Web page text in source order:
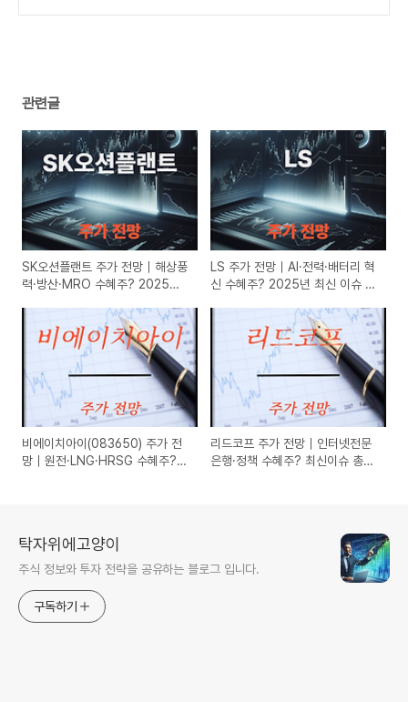
관련글
SK오션플랜트 주가 전망｜해상풍
력·방산·MRO 수혜주? 2025년
LS 주가 전망｜AI·전력·배터리 혁
신 수혜주? 2025년 최신 이슈 총
비에이치아이(083650) 주가 전
망｜원전·LNG·HRSG 수혜주?
리드코프 주가 전망｜인터넷전문
은행·정책 수혜주? 최신이슈 총정
탁자위에고양이
주식 정보와 투자 전략을 공유하는 블로그 입니다.
구독하기